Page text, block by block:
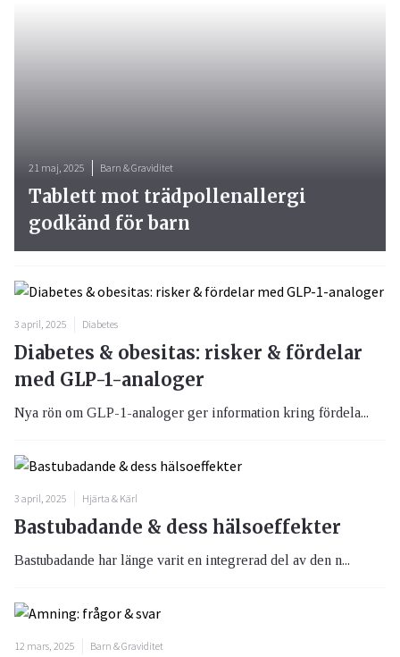
21 maj, 2025 Barn & Graviditet
Tablett mot trädpollenallergi
godkänd för barn
3 april, 2025 Diabetes
Diabetes & obesitas: risker & fördelar
med GLP-1-analoger
Nya rön om GLP-1-analoger ger information kring fördela...
3 april, 2025 Hjärta & Kärl
Bastubadande & dess hälsoeffekter
Bastubadande har länge varit en integrerad del av den n...
12 mars, 2025 Barn & Graviditet